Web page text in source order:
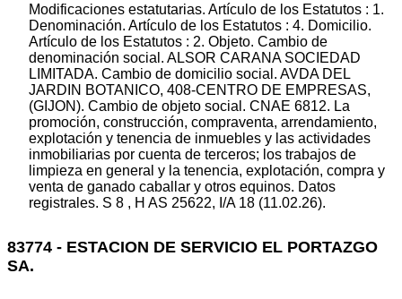
Modificaciones estatutarias. Artículo de los Estatutos : 1.
Denominación. Artículo de los Estatutos : 4. Domicilio.
Artículo de los Estatutos : 2. Objeto. Cambio de
denominación social. ALSOR CARANA SOCIEDAD
LIMITADA. Cambio de domicilio social. AVDA DEL
JARDIN BOTANICO, 408-CENTRO DE EMPRESAS,
(GIJON). Cambio de objeto social. CNAE 6812. La
promoción, construcción, compraventa, arrendamiento,
explotación y tenencia de inmuebles y las actividades
inmobiliarias por cuenta de terceros; los trabajos de
limpieza en general y la tenencia, explotación, compra y
venta de ganado caballar y otros equinos. Datos
registrales. S 8 , H AS 25622, I/A 18 (11.02.26).
83774 - ESTACION DE SERVICIO EL PORTAZGO
SA.